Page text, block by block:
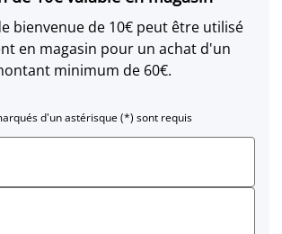
bienvenue de 10€ peut être utilisé
en magasin pour un achat d'un
minimum de 60€.
d'un astérisque (*) sont requis